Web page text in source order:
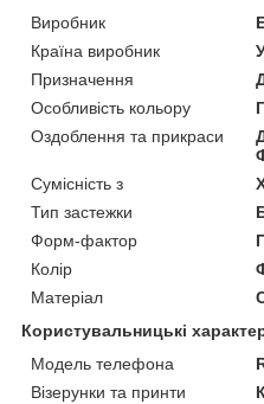
Виробник
Країна виробник
Призначення
Особливість кольору
Оздоблення та прикраси
Сумісність з
Тип застежки
Форм-фактор
Колір
Матеріал
Користувальницькі
Модель телефона
Візерунки та принти